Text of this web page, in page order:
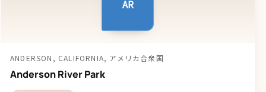
AR
ANDERSON, CALIFORNIA, アメリカ合衆国
Anderson River Park